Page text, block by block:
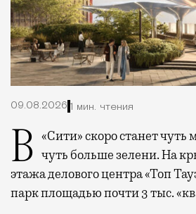
09.08.2026 1 мин. чтения
В «Сити» скоро станет чуть меньше стекла и чуть больше зелени. На
этажа делового центра «Топ
парк площадью почти 3 тыс.